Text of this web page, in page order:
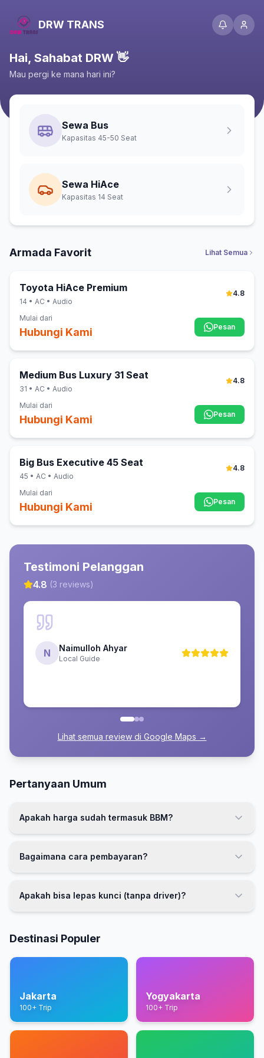
DRW TRANS
Hai, Sahabat DRW 👋
Mau pergi ke mana hari ini?
Sewa Bus
Kapasitas 45-50 Seat
Sewa HiAce
Kapasitas 14 Seat
Armada Favorit Lihat Semua
Toyota HiAce Premium
14 • AC • Audio
4.8
Mulai dari
Hubungi Kami Pesan
Medium Bus Luxury 31 Seat
31 • AC • Audio
4.8
Mulai dari
Hubungi Kami Pesan
Big Bus Executive 45 Seat
45 • AC • Audio
4.8
Mulai dari
Hubungi Kami Pesan
Testimoni Pelanggan
4.8 (3 reviews)
N Naimulloh Ahyar
Local Guide
Lihat semua review di Google Maps →
Pertanyaan Umum
Apakah harga sudah termasuk BBM?
Bagaimana cara pembayaran?
Apakah bisa lepas kunci (tanpa driver)?
Destinasi Populer
Jakarta
100+ Trip
Yogyakarta
100+ Trip